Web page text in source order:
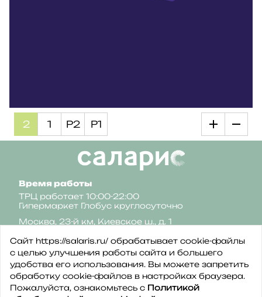
2 1 Р2 Р1
Время работы
ТРЦ работает 10:00-22:00
Гипермаркет Глобус круглосуточно
Москва, 23-й км, Киевское ш., д. 1
Политика конфиденциальности
Сайт https://salaris.ru/ обрабатывает cookie-файлы
с целью улучшения работы сайта и большего
удобства его использования. Вы можете запретить
обработку сookie-файлов в настройках браузера.
Пожалуйста, ознакомьтесь с Политикой